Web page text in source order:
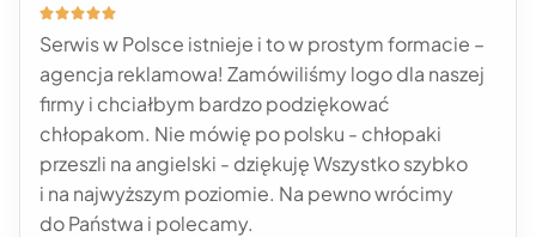

Serwis w Polsce istnieje i to w prostym formacie –
agencja reklamowa! Zamówiliśmy logo dla naszej
firmy i chciałbym bardzo podziękować
chłopakom. Nie mówię po polsku - chłopaki
przeszli na angielski - dziękuję Wszystko szybko
i na najwyższym poziomie. Na pewno wrócimy
do Państwa i polecamy.